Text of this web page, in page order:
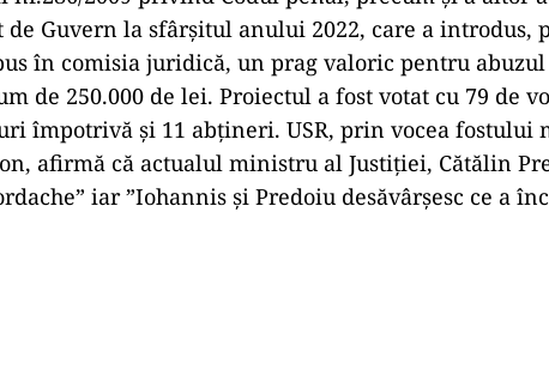
Guvern la sfârşitul anului 2022, care a introdus,
în comisia juridică, un prag valoric pentru
de 250.000 de lei. Proiectul a fost votat cu 79 de
împotrivă şi 11 abţineri. USR, prin vocea fostului
afirmă că actualul ministru al Justiţiei, Cătălin
iar ”Iohannis şi Predoiu desăvârşesc ce a